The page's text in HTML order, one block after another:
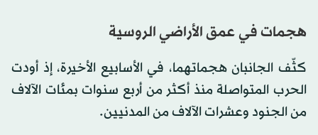
هجمات في عمق الأراضي الروسية
كثّف الجانبان هجماتهما، في الأسابيع الأخيرة، إذ أودت
الحرب المتواصلة منذ أكثر من أربع سنوات بمئات الآلاف
من الجنود وعشرات الآلاف من المدنيين.